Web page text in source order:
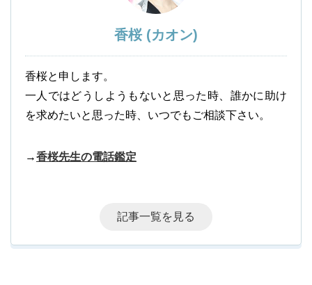
香桜 (カオン)
香桜と申します。
一人ではどうしようもないと思った時、誰かに助け
を求めたいと思った時、いつでもご相談下さい。
→香桜先生の電話鑑定
記事一覧を見る